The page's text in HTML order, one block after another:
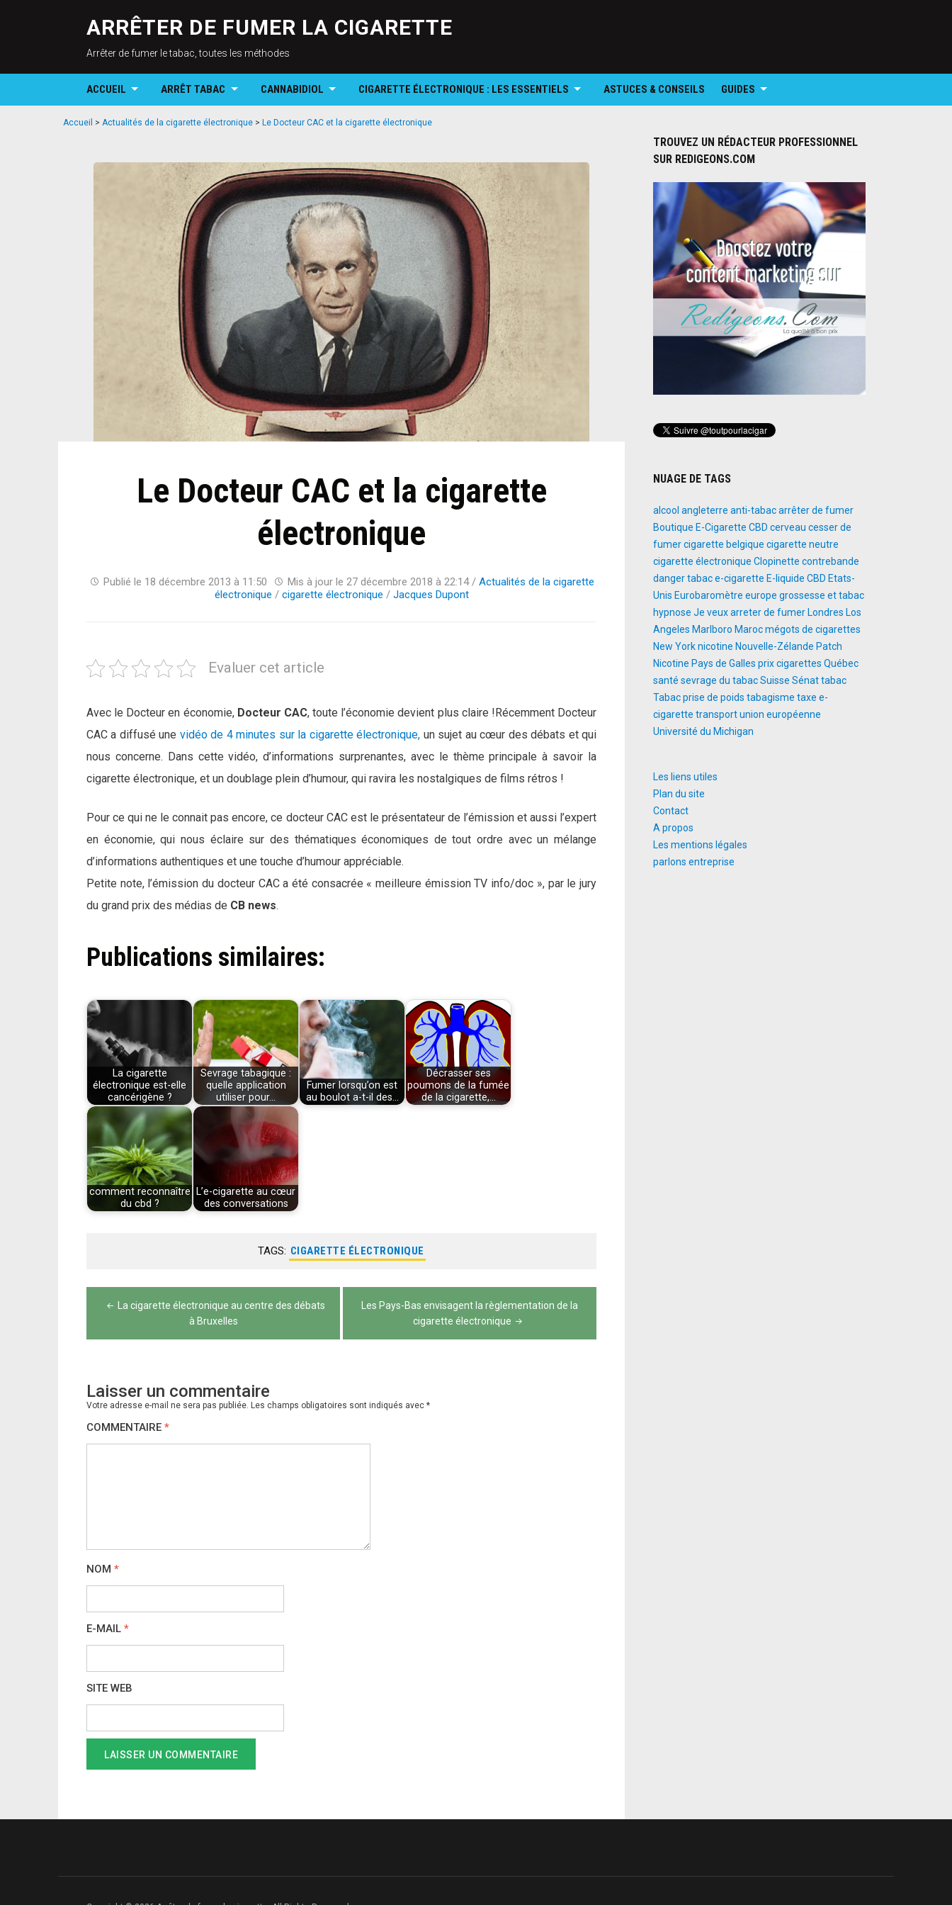
ARRÊTER DE FUMER LA CIGARETTE
Arrêter de fumer le tabac, toutes les méthodes
ACCUEIL ARRÊT TABAC CANNABIDIOL CIGARETTE ÉLECTRONIQUE : LES ESSENTIELS ASTUCES & CONSEILS GUIDES
Accueil > Actualités de la cigarette électronique > Le Docteur CAC et la cigarette électronique
Le Docteur CAC et la cigarette
électronique
Publié le 18 décembre 2013 à 11:50 Mis à jour le 27 décembre 2018 à 22:14/ Actualités de la cigarette
électronique / cigarette électronique / Jacques Dupont
Evaluer cet article
Avec le Docteur en économie, Docteur CAC, toute l’économie devient plus claire !Récemment Docteur
CAC a diffusé une vidéo de 4 minutes sur la cigarette électronique, un sujet au cœur des débats et qui
nous concerne. Dans cette vidéo, d’informations surprenantes, avec le thème principale à savoir la
cigarette électronique, et un doublage plein d’humour, qui ravira les nostalgiques de films rétros !
Pour ce qui ne le connait pas encore, ce docteur CAC est le présentateur de l’émission et aussi l’expert
en économie, qui nous éclaire sur des thématiques économiques de tout ordre avec un mélange
d’informations authentiques et une touche d’humour appréciable.
Petite note, l’émission du docteur CAC a été consacrée « meilleure émission TV info/doc », par le jury
du grand prix des médias de CB news.
Publications similaires:
La cigarette
électronique est-elle
cancérigène ?
Sevrage tabagique :
quelle application
utiliser pour…
Fumer lorsqu’on est
au boulot a-t-il des…
Décrasser ses
poumons de la fumée
de la cigarette,…
comment reconnaître
du cbd ?
L’e-cigarette au cœur
des conversations
TAGS: CIGARETTE ÉLECTRONIQUE
Navigation
La cigarette électronique au centre des débats
à Bruxelles
Les Pays-Bas envisagent la règlementation de la
cigarette électronique
Laisser un commentaire
Votre adresse e-mail ne sera pas publiée. Les champs obligatoires sont indiqués avec *
COMMENTAIRE *
NOM *
E-MAIL *
SITE WEB
TROUVEZ UN RÉDACTEUR PROFESSIONNEL
SUR REDIGEONS.COM
NUAGE DE TAGS
alcool angleterre anti-tabacarrêter de fumer
Boutique E-Cigarette CBD cerveau cesser de
fumercigarette belgique cigarette neutre
cigarette électronique Clopinette contrebande
danger tabace-cigarette E-liquide CBD Etats-
Unis Eurobaromètre europe grossesse et tabac
hypnose Je veux arreter de fumer Londres Los
Angeles Marlboro Marocmégots de cigarettes
New Yorknicotine Nouvelle-Zélande Patch
Nicotine Pays de Galles prix cigarettes Québec
santé sevrage du tabacSuisse Sénattabac
Tabac prise de poids tabagisme taxe e-
cigarette transportunion européenne
Université du Michigan
Les liens utiles
Plan du site
Contact
A propos
Les mentions légales
parlons entreprise